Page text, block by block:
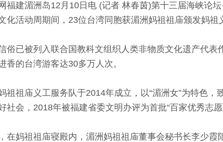
建湄洲岛12月10日电 (记者 林春茵)第十三届海峡论坛
化活动周期间，23位台湾同胞获湄洲妈祖祖庙颁发妈祖
已被列入联合国教科文组织人类非物质文化遗产代表
香的台湾游客达30多万人次。
祖庙义工服务队于2014年成立，以“湄洲女”为特色，
社会，2018年被福建省委文明办评为首批“百家优秀志愿
妈祖祖庙寝殿内，湄洲妈祖祖庙董事会秘书长李少霞